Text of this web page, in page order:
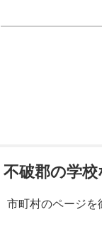
不破郡の学
市町村のページを